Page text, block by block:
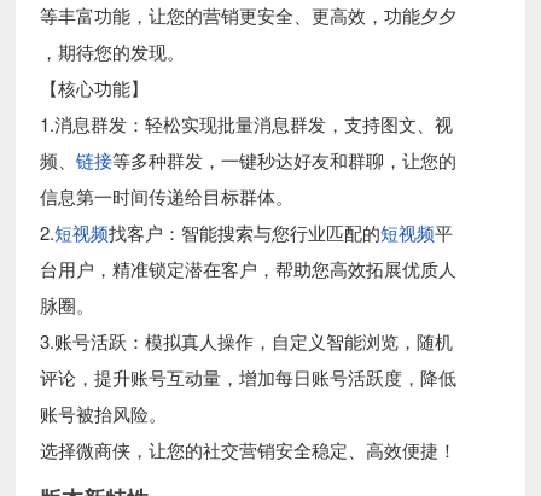
等丰富功能，让您的营销更安全、更高效，功能夕夕
，期待您的发现。
【核心功能】
1.消息群发：轻松实现批量消息群发，支持图文、视
频、链接等多种群发，一键秒达好友和群聊，让您的
信息第一时间传递给目标群体。
2.短视频找客户：智能搜索与您行业匹配的短视频平
台用户，精准锁定潜在客户，帮助您高效拓展优质人
脉圈。
3.账号活跃：模拟真人操作，自定义智能浏览，随机
评论，提升账号互动量，增加每日账号活跃度，降低
账号被抬风险。
选择微商侠，让您的社交营销安全稳定、高效便捷！